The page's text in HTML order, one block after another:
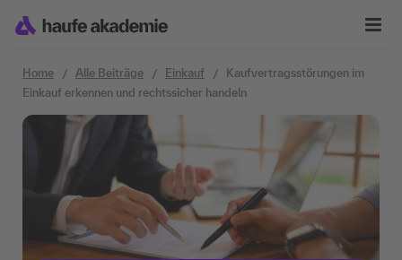
Home Alle Beiträge Einkauf
Kaufvertragsstörungen im
Einkauf erkennen und rechtssicher handeln